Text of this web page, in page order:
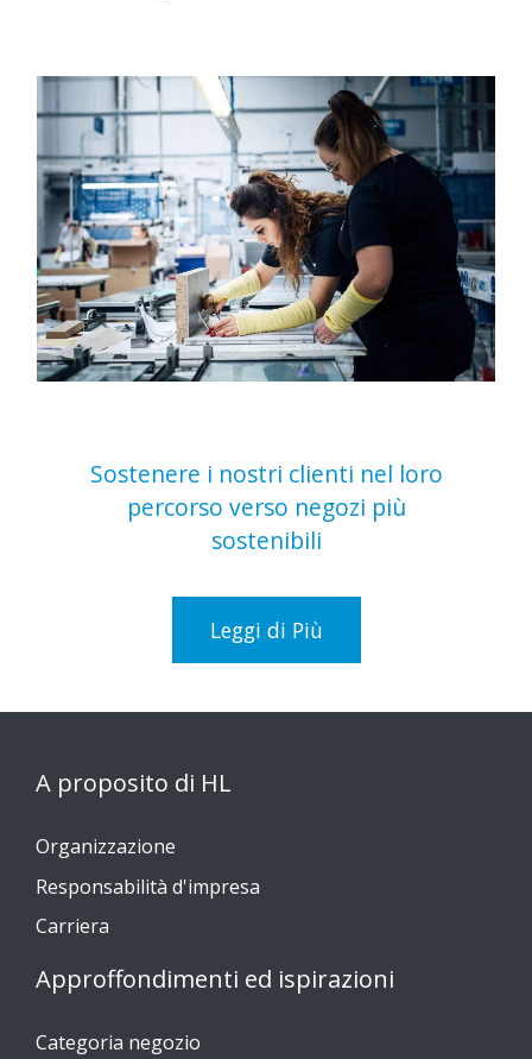
Sostenere i nostri clienti nel loro
percorso verso negozi più
sostenibili
Leggi di Più
A proposito di HL
Organizzazione
Responsabilità d'impresa
Carriera
Approffondimenti ed ispirazioni
Categoria negozio